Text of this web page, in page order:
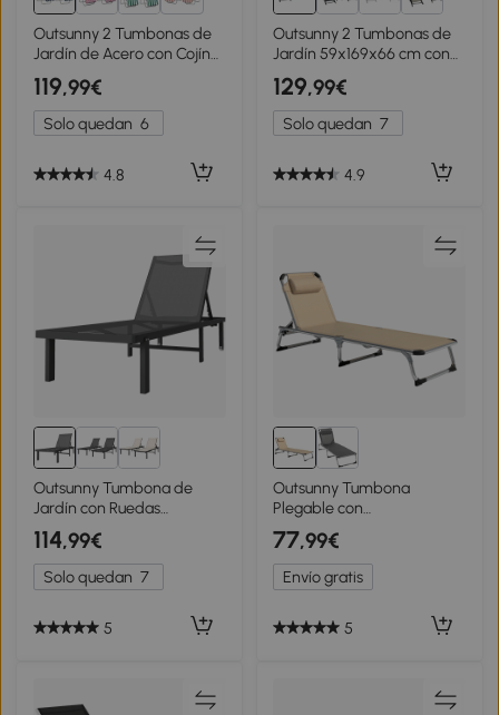
1+
Outsunny 2 Tumbonas de
Jardín de Acero con Cojín
Acolchado Respaldo
Ajustable y Reposapiés
60x75x66-102 cm Azul y
Blanco
119,99€
Solo quedan 6
4.8
Outsunny 2 Tumbonas de
Jardín 59x169x66 cm con
Mesa de Centro 41x41x45
cm de Vidrio Reposabrazos
para Patio Piscina Terraza
Gris
129,99€
Solo quedan 7
4.9
Outsunny Tumbona de
Jardín con Ruedas
Reclinable a Plano 4
Posiciones y Textilene 530
g/m² Gris Oscuro
114,99€
Solo quedan 7
5
Outsunny Tumbona
Plegable con
Reposacabezas y Respaldo
Regulable en Aluminio,
60x165x76 cm, Beige
77,99€
Envío gratis
5